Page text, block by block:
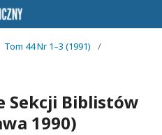
Tom 44 Nr 1–3 (1991)
/
Sekcji Biblistów
1990)